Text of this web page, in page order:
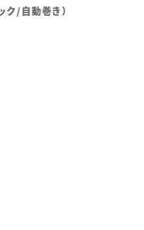
/自動巻き）